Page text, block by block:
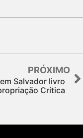
PRÓXIMO
Salvador livro
Crítica